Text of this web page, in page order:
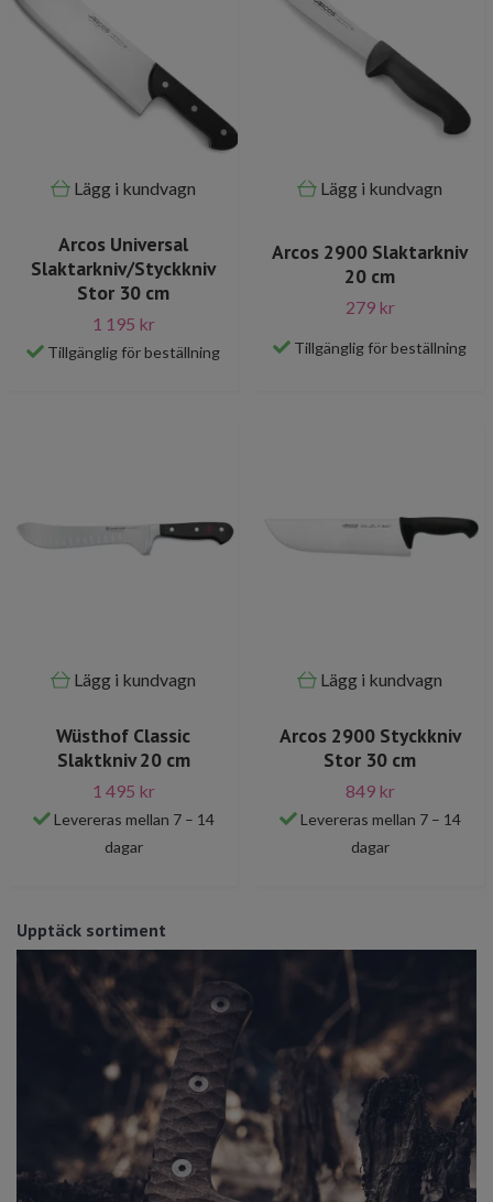
Upptäck sortiment
Lägg i kundvagn
Arcos Universal
Slaktarkniv/Styckkniv
Stor 30 cm
1 195 kr
Tillgänglig för beställning
Lägg i kundvagn
Arcos 2900 Slaktarkniv
20 cm
279 kr
Tillgänglig för beställning
Lägg i kundvagn
Wüsthof Classic
Slaktkniv 20 cm
1 495 kr
Levereras mellan 7 – 14
dagar
Lägg i kundvagn
Arcos 2900 Styckkniv
Stor 30 cm
849 kr
Levereras mellan 7 – 14
dagar